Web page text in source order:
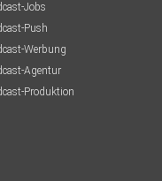
Jobs
Push
Werbung
Agentur
Produktion